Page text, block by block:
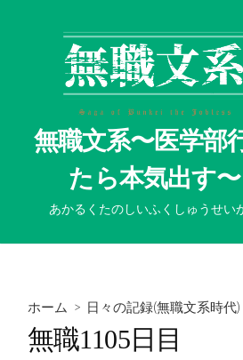
無職文系〜医学部
たら本気出す〜
あかるくたのしいふくしゅうせい
ホーム > 日々の記録(無職文系時代)
無職1105日目